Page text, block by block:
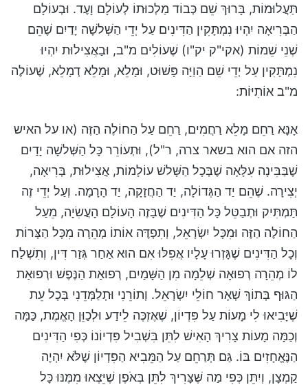
תַּעֲלוּמוֹת, בָּרוּךְ שֵׁם כְּבוֹד מַלְכוּתוֹ לְעוֹלָם וָעֶד. וּבְעוֹלָם
הַבְּרִיאָה יִהְיוּ נִמְתָּקִין הַדִּינִים עַל יְדֵי הַשְּׁלשָׁה יָדַיִם שֶׁהֵם
שְׁנֵי שֵׁמוֹת (אקי"ק יק"ו) שֶׁעוֹלִים מ"ב, וּבַאֲצִילוּת יִהְיוּ
נִמְתָּקִין עַל יְדֵי שֵׁם הַוַיָּה פָּשׁוּט, וּמָלֵא, וּמָלֵא דְמָלֵא, שֶׁעוֹלֶה
מ"ב אוֹתִיּוֹת:
אָנָּא רַחֵם מָלֵא רַחֲמִים, רַחֵם עַל הַחוֹלֶה הַזֶּה (או על האיש
הזה אם הוא בשאר צרה, ר"ל), וּתְעוֹרֵר כָּל הַשְּׁלשָׁה יָדַיִם
שֶׁבַּבִּינָה עִלָּאָה שֶׁבְּכָל הַשָּׁלשׁ עוֹלָמוֹת, אֲצִילוּת, בְּרִיאָה,
יְצִירָה. שֶׁהֵם יַד הַגְּדוֹלָה, יַד הַחֲזָקָה, יַד הָרָמָה. וְעַל יְדֵי זֶה
תַּמְתִּיק וּתְבַטֵּל כָּל הַדִּינִים שֶׁבָּזֶה הָעוֹלָם הָעֲשִׂיָה, מֵעַל
הַחוֹלֶה הַזֶּה וּמִכָּל יִשְׂרָאֵל, וְתִפְדֶּה אוֹתוֹ מְהֵרָה מִכָּל הַצָּרוֹת
וְכָל הַדִּינִים שֶׁגָּזְרוּ עָלָיו אֲפִלּוּ אִם הוּא אַחַר גְּזַר דִּין, וְתִשְׁלַח
לוֹ מְהֵרָה רְפוּאָה שְׁלֵמָה מִן הַשָּׁמַיִם, רְפוּאַת הַנֶּפֶשׁ וּרְפוּאַת
הַגּוּף בְּתוֹךְ שְׁאָר חוֹלֵי יִשְׂרָאֵל. וְתוֹרֵנִי וּתְלַמְּדֵנִי בְּכָל עֵת
שֶׁיָּבִיאוּ לִי מָעוֹת עַל פִּדְיוֹן, שֶׁאֶזְכֶּה לֵידַע וּלְכַוֵּן הָאֱמֶת, כַּמָּה
וְכַמָּה מָעוֹת צָרִיךְ הָאִישׁ לִתֵּן בִּשְׁבִיל פִּדְיוֹנוֹ כְּפִי הַדִּינִים
הַנֶּאֱחָזִים בּוֹ. גַּם תְּרַחֵם עַל הַמֵּבִיא הַפִּדְיוֹן שֶׁלֹּא יִהְיֶה
קַמְצָן, וְיִתֵּן כְּפִי מַה שֶּׁצָּרִיךְ לִתֵּן בְּאֹפֶן שֶׁיֵּצְאוּ מִמֶּנּוּ כָּל